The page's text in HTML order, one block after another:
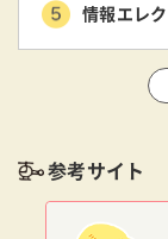
情報エレ
参考サイト